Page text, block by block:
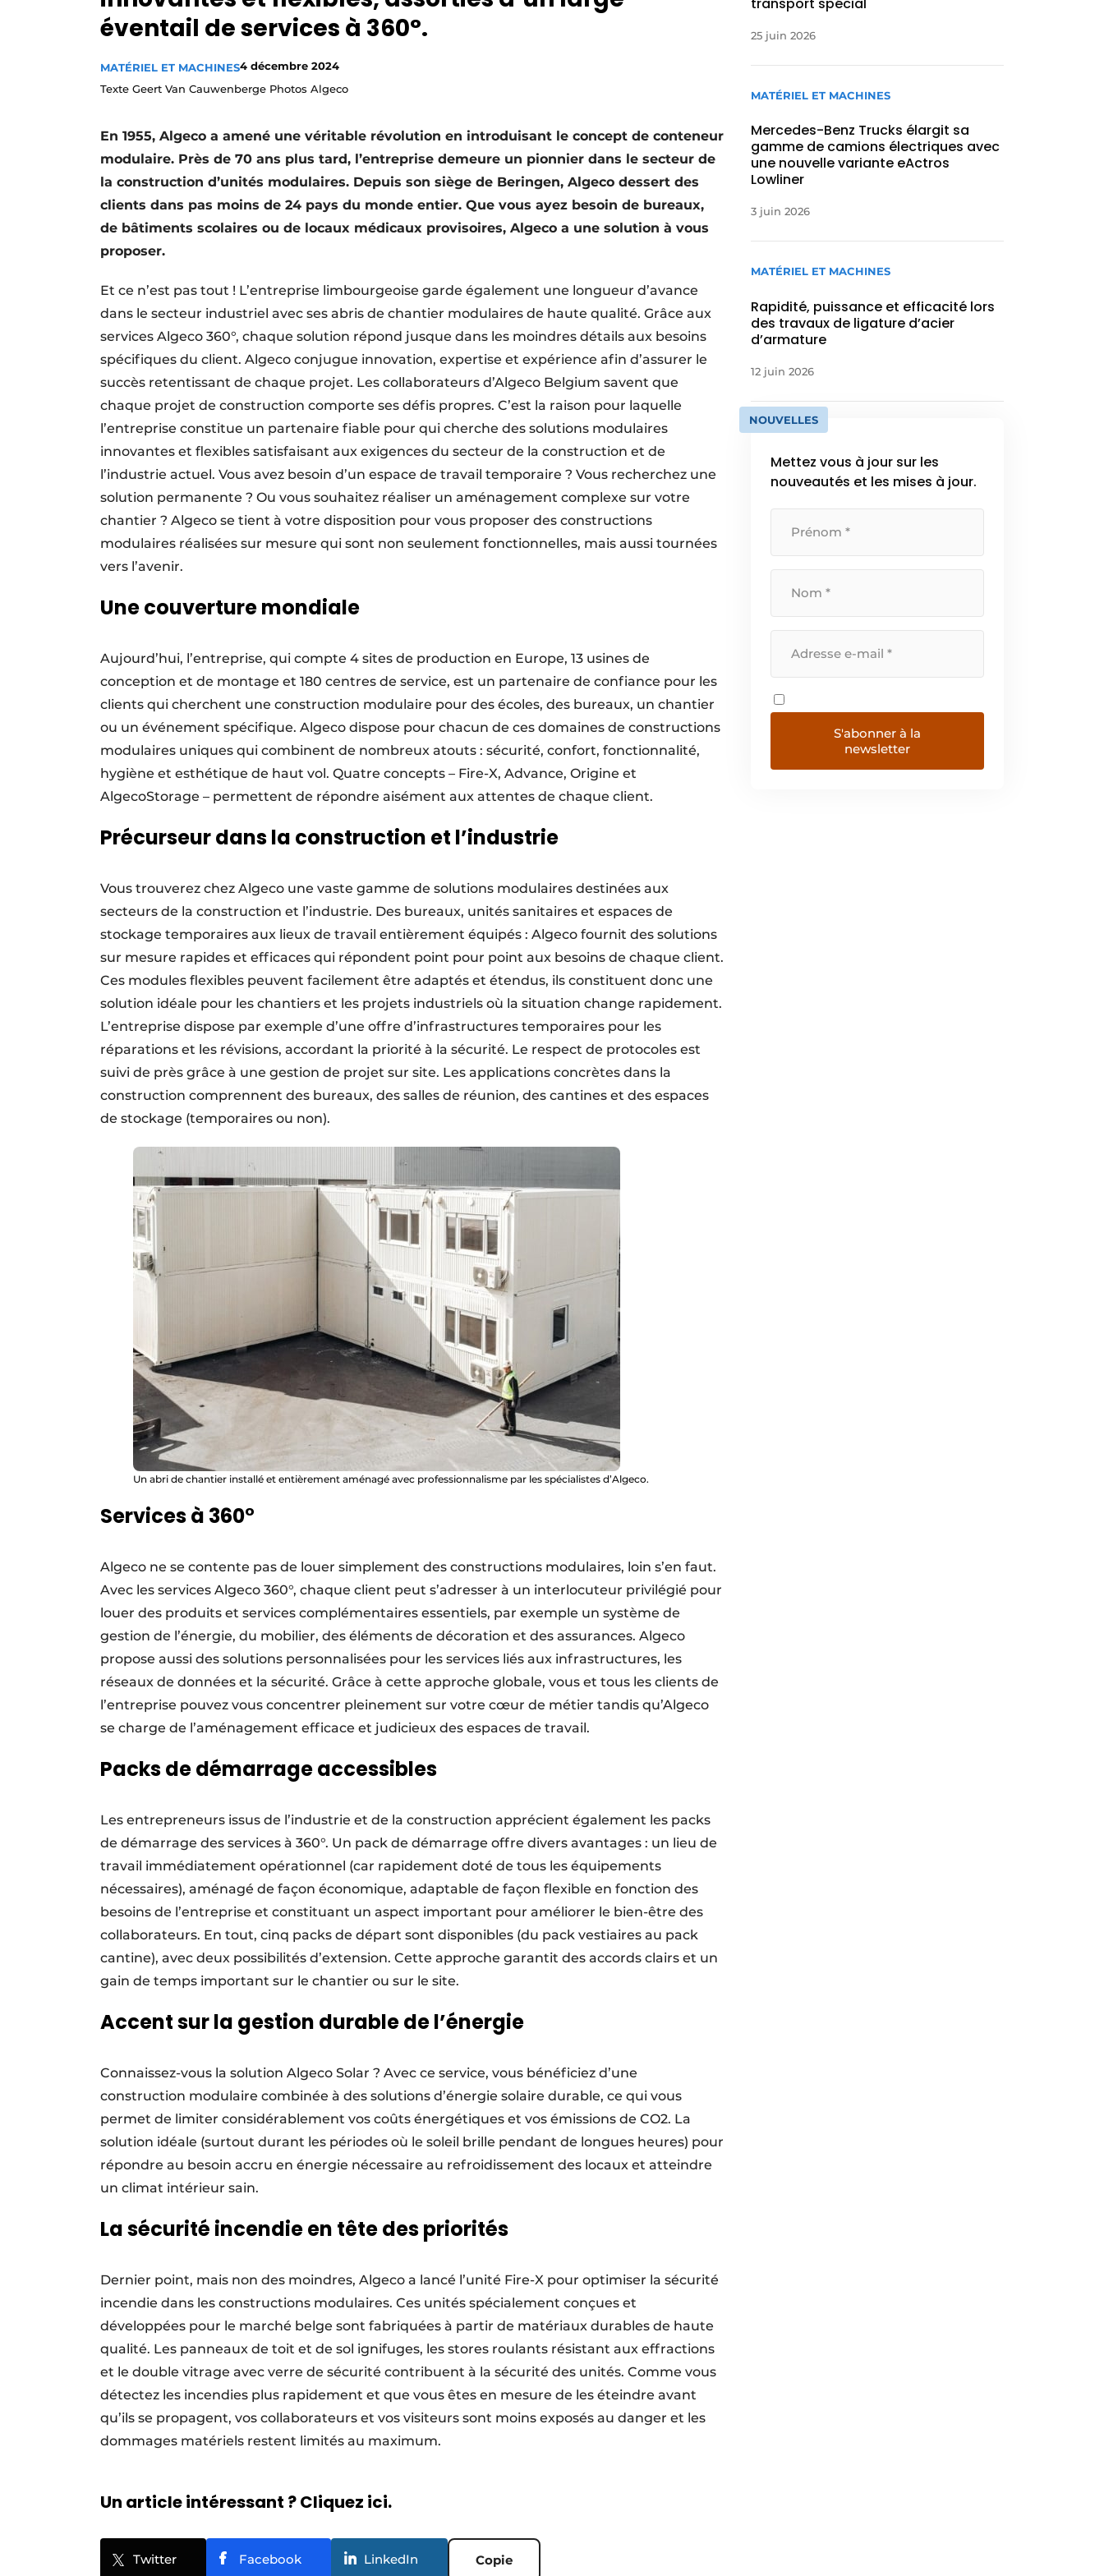
Termes et conditions
éventail de services à 360°.
MATÉRIEL ET MACHINES4 décembre 2024
Texte Geert Van Cauwenberge Photos Algeco
En 1955, Algeco a amené une véritable révolution en introduisant le concept de conteneur
modulaire. Près de 70 ans plus tard, l’entreprise demeure un pionnier dans le secteur de
la construction d’unités modulaires. Depuis son siège de Beringen, Algeco dessert des
clients dans pas moins de 24 pays du monde entier. Que vous ayez besoin de bureaux,
de bâtiments scolaires ou de locaux médicaux provisoires, Algeco a une solution à vous
proposer.
Et ce n’est pas tout ! L’entreprise limbourgeoise garde également une longueur d’avance
dans le secteur industriel avec ses abris de chantier modulaires de haute qualité. Grâce aux
services Algeco 360°, chaque solution répond jusque dans les moindres détails aux besoins
spécifiques du client. Algeco conjugue innovation, expertise et expérience afin d’assurer le
succès retentissant de chaque projet. Les collaborateurs d’Algeco Belgium savent que
chaque projet de construction comporte ses défis propres. C’est la raison pour laquelle
l’entreprise constitue un partenaire fiable pour qui cherche des solutions modulaires
innovantes et flexibles satisfaisant aux exigences du secteur de la construction et de
l’industrie actuel. Vous avez besoin d’un espace de travail temporaire ? Vous recherchez une
solution permanente ? Ou vous souhaitez réaliser un aménagement complexe sur votre
chantier ? Algeco se tient à votre disposition pour vous proposer des constructions
modulaires réalisées sur mesure qui sont non seulement fonctionnelles, mais aussi tournées
vers l’avenir.
Une couverture mondiale
Aujourd’hui, l’entreprise, qui compte 4 sites de production en Europe, 13 usines de
conception et de montage et 180 centres de service, est un partenaire de confiance pour les
clients qui cherchent une construction modulaire pour des écoles, des bureaux, un chantier
ou un événement spécifique. Algeco dispose pour chacun de ces domaines de constructions
modulaires uniques qui combinent de nombreux atouts : sécurité, confort, fonctionnalité,
hygiène et esthétique de haut vol. Quatre concepts – Fire-X, Advance, Origine et
AlgecoStorage – permettent de répondre aisément aux attentes de chaque client.
Précurseur dans la construction et l’industrie
Vous trouverez chez Algeco une vaste gamme de solutions modulaires destinées aux
secteurs de la construction et l’industrie. Des bureaux, unités sanitaires et espaces de
stockage temporaires aux lieux de travail entièrement équipés : Algeco fournit des solutions
sur mesure rapides et efficaces qui répondent point pour point aux besoins de chaque client.
Ces modules flexibles peuvent facilement être adaptés et étendus, ils constituent donc une
solution idéale pour les chantiers et les projets industriels où la situation change rapidement.
L’entreprise dispose par exemple d’une offre d’infrastructures temporaires pour les
réparations et les révisions, accordant la priorité à la sécurité. Le respect de protocoles est
suivi de près grâce à une gestion de projet sur site. Les applications concrètes dans la
construction comprennent des bureaux, des salles de réunion, des cantines et des espaces
de stockage (temporaires ou non).
Un abri de chantier installé et entièrement aménagé avec professionnalisme par les spécialistes d’Algeco.
Services à 360°
Algeco ne se contente pas de louer simplement des constructions modulaires, loin s’en faut.
Avec les services Algeco 360°, chaque client peut s’adresser à un interlocuteur privilégié pour
louer des produits et services complémentaires essentiels, par exemple un système de
gestion de l’énergie, du mobilier, des éléments de décoration et des assurances. Algeco
propose aussi des solutions personnalisées pour les services liés aux infrastructures, les
réseaux de données et la sécurité. Grâce à cette approche globale, vous et tous les clients de
l’entreprise pouvez vous concentrer pleinement sur votre cœur de métier tandis qu’Algeco
se charge de l’aménagement efficace et judicieux des espaces de travail.
Packs de démarrage accessibles
Les entrepreneurs issus de l’industrie et de la construction apprécient également les packs
de démarrage des services à 360°. Un pack de démarrage offre divers avantages : un lieu de
travail immédiatement opérationnel (car rapidement doté de tous les équipements
nécessaires), aménagé de façon économique, adaptable de façon flexible en fonction des
besoins de l’entreprise et constituant un aspect important pour améliorer le bien-être des
collaborateurs. En tout, cinq packs de départ sont disponibles (du pack vestiaires au pack
cantine), avec deux possibilités d’extension. Cette approche garantit des accords clairs et un
gain de temps important sur le chantier ou sur le site.
Accent sur la gestion durable de l’énergie
Connaissez-vous la solution Algeco Solar ? Avec ce service, vous bénéficiez d’une
construction modulaire combinée à des solutions d’énergie solaire durable, ce qui vous
permet de limiter considérablement vos coûts énergétiques et vos émissions de CO2. La
solution idéale (surtout durant les périodes où le soleil brille pendant de longues heures) pour
répondre au besoin accru en énergie nécessaire au refroidissement des locaux et atteindre
un climat intérieur sain.
La sécurité incendie en tête des priorités
Dernier point, mais non des moindres, Algeco a lancé l’unité Fire-X pour optimiser la sécurité
incendie dans les constructions modulaires. Ces unités spécialement conçues et
développées pour le marché belge sont fabriquées à partir de matériaux durables de haute
qualité. Les panneaux de toit et de sol ignifuges, les stores roulants résistant aux effractions
et le double vitrage avec verre de sécurité contribuent à la sécurité des unités. Comme vous
détectez les incendies plus rapidement et que vous êtes en mesure de les éteindre avant
qu’ils se propagent, vos collaborateurs et vos visiteurs sont moins exposés au danger et les
dommages matériels restent limités au maximum.
Un article intéressant ? Cliquez ici.
Twitter Facebook LinkedIn Copie
25 juin 2026
MATÉRIEL ET MACHINES
Mercedes-Benz Trucks élargit sa
gamme de camions électriques avec
une nouvelle variante eActros
Lowliner
3 juin 2026
MATÉRIEL ET MACHINES
Rapidité, puissance et efficacité lors
des travaux de ligature d’acier
d’armature
12 juin 2026
NOUVELLES
Mettez vous à jour sur les
nouveautés et les mises à jour.
S'abonner à la
newsletter